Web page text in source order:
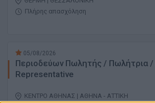
Πλήρης απασχόληση
05/08/2026
Περιοδεύων Πωλητής / Πωλήτρια /
Representative
ΚΕΝΤΡΟ ΑΘΗΝΑΣ | ΑΘΗΝΑ - ΑΤΤΙΚΗ